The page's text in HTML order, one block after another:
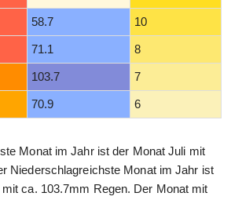
58.7 10
71.1 8
103.7 7
70.9 6
Monat im Jahr ist der Monat Juli mit
Niederschlagreichste Monat im Jahr ist
ca. 103.7mm Regen. Der Monat mit